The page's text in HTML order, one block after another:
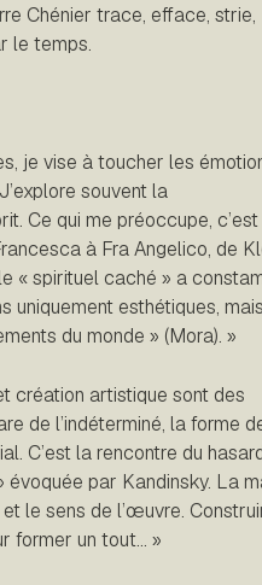
Chénier trace, efface, strie,
le temps.
je vise à toucher les
souvent la
Ce qui me préoccupe, c’est
à Fra Angelico, de
« spirituel caché » a
uniquement esthétiques, mais
du monde » (Mora). »
création artistique sont des
de l’indéterminé, la forme
C’est la rencontre du
par Kandinsky. La
le sens de l’œuvre.
former un tout… »